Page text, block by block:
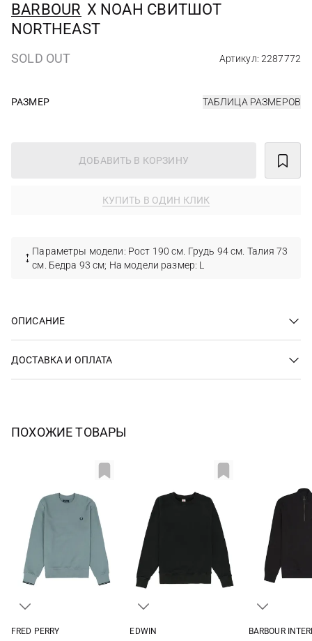
BARBOUR Х NOAH СВИТШОТ
NORTHEAST
SOLD OUT Артикул: 2287772
РАЗМЕР ТАБЛИЦА РАЗМЕРОВ
ДОБАВИТЬ В КОРЗИНУ
КУПИТЬ В ОДИН КЛИК
Параметры модели: Рост 190 см. Грудь 94 см. Талия 73
см. Бедра 93 см; На модели размер: L
ОПИСАНИЕ
ДОСТАВКА И ОПЛАТА
ПОХОЖИЕ ТОВАРЫ
FRED PERRY
EDWIN
BARBOUR